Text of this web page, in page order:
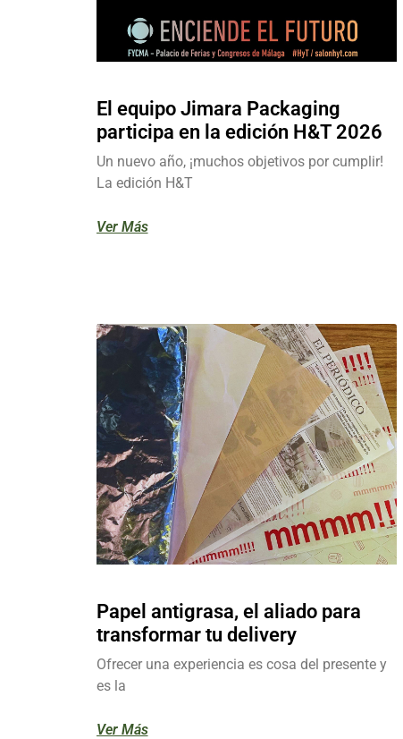
El equipo Jimara Packaging
participa en la edición H&T 2026
Un nuevo año, ¡muchos objetivos por cumplir!
La edición H&T
Ver Más
Papel antigrasa, el aliado para
transformar tu delivery
Ofrecer una experiencia es cosa del presente y
es la
Ver Más